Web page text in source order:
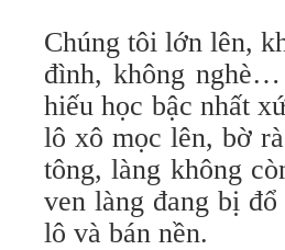
Chúng tôi lớn lên,
đình, không
hiếu học bậc nhất
lô xô mọc lên, bờ
tông, làng không
ven làng đang bị
lô và bán nền.